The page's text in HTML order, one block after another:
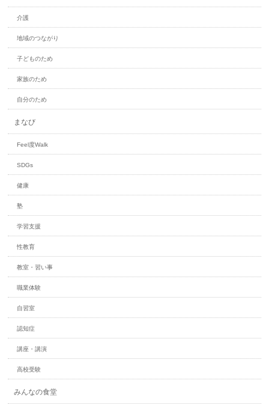
介護
地域のつながり
子どものため
家族のため
自分のため
まなび
Feel度Walk
SDGs
健康
塾
学習支援
性教育
教室・習い事
職業体験
自習室
認知症
講座・講演
高校受験
みんなの食堂